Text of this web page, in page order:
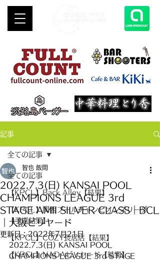
記事
全ての記事
【KPCL】Back Alley【結果】
【KPCL】関西プールチャンピオンズリーグ
【予選結果】
【KPCL】COZY長居店【結果】
【KPCL】NADAビリヤード【結果】
全ての記事
2022.7.3(日) KANSAI POOL
CHAMPIONS LEAGUE 3rd
STAGE AMII SILVER CLASS｜BCL
｜大阪ビリヤード
智也 飯間
更新日：2022年7月21日
2022.7.3(日) KANSAI POOL
CHAMPIONS LEAGUE 3rd STAGE